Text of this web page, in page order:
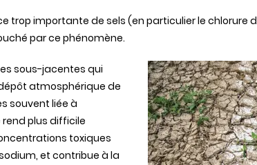
trop importante de sels (en particulierle chlorure
par ce phénomène.
sous-jacentes qui
atmosphérique de
souvent liée à
rend plus difficile
toxiques
etcontribue à la